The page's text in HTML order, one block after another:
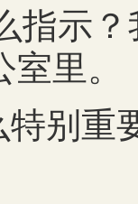
指示
里。
特别重